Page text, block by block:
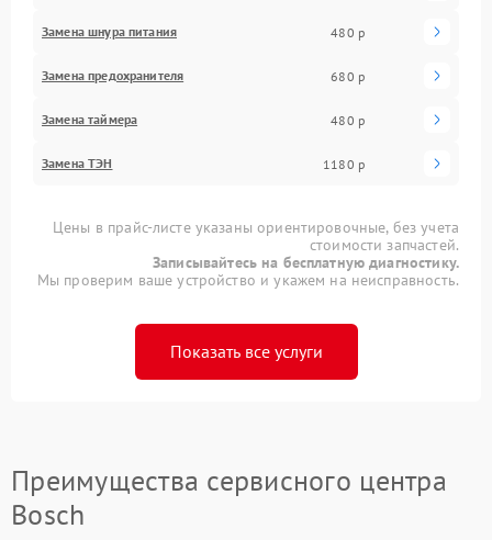
Замена шнура питания 480 р
Замена предохранителя 680 р
Замена таймера 480 р
Замена ТЭН 1180 р
Цены в прайс-листе указаны ориентировочные, без учета
стоимости запчастей.
Записывайтесь на бесплатную диагностику.
Мы проверим ваше устройство и укажем на неисправность.
Показать все услуги
Преимущества сервисного центра
Bosch